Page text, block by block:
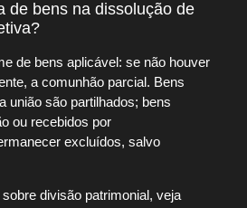
de bens na dissolução de
de bens aplicável: se não houver
a comunhão parcial. Bens
união são partilhados; bens
ou recebidos por
excluídos, salvo
divisão patrimonial, veja